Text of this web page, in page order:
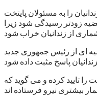
را به مسئولان پایتخت
قضیه زودتر رسیدگی شود زیرا
ای از رئیس جمهوری جدید
را تایید کرده و می گوید که